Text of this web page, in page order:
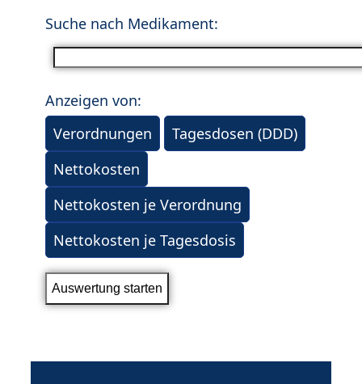
Suche nach Medikament:
Anzeigen von:
Verordnungen
Tagesdosen (DDD)
Nettokosten
Nettokosten je Verordnung
Nettokosten je Tagesdosis